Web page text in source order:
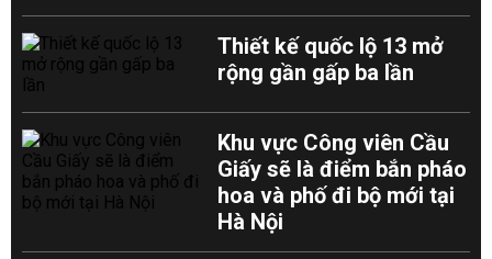
Thiết kế quốc lộ 13 mở
rộng gần gấp ba lần
Khu vực Công viên Cầu
Giấy sẽ là điểm bắn pháo
hoa và phố đi bộ mới tại
Hà Nội